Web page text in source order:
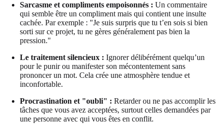
Sarcasme et compliments empoisonnés : Un commentaire
qui semble être un compliment mais qui contient une insulte
cachée. Par exemple : "Je suis surpris que tu t’en sois si bien
sorti sur ce projet, tu ne gères généralement pas bien la
pression."
Le traitement silencieux : Ignorer délibérément quelqu’un
pour le punir ou manifester son mécontentement sans
prononcer un mot. Cela crée une atmosphère tendue et
inconfortable.
Procrastination et "oubli" : Retarder ou ne pas accomplir les
tâches que vous avez acceptées, surtout celles demandées par
une personne avec qui vous êtes en conflit.